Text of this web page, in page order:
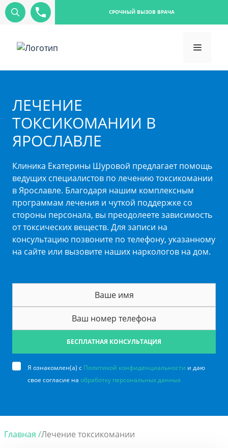
СРОЧНЫЙ ВЫЗОВ ВРАЧА
ЛЕЧЕНИЕ
ТОКСИКОМАНИИ В
ЯРОСЛАВЛЕ
Клиника Екатерины Шуровой предлагает помощь
ведущих специалистов по лечению токсикомании
в Ярославле. Благодаря нашим комплексным
программам лечения и чуткой поддержке со
стороны персонала, вы преодолеете зависимость
от токсических веществ. Для записи на
консультацию позвоните по телефону, указанному
на сайте или вызовите наших наркологов на дом.
БЕСПЛАТНАЯ КОНСУЛЬТАЦИЯ
Я ознакомлен(а) с Политикой конфиденциальности и даю
свое согласие на обработку персональных данных
Главная /Лечение токсикомании